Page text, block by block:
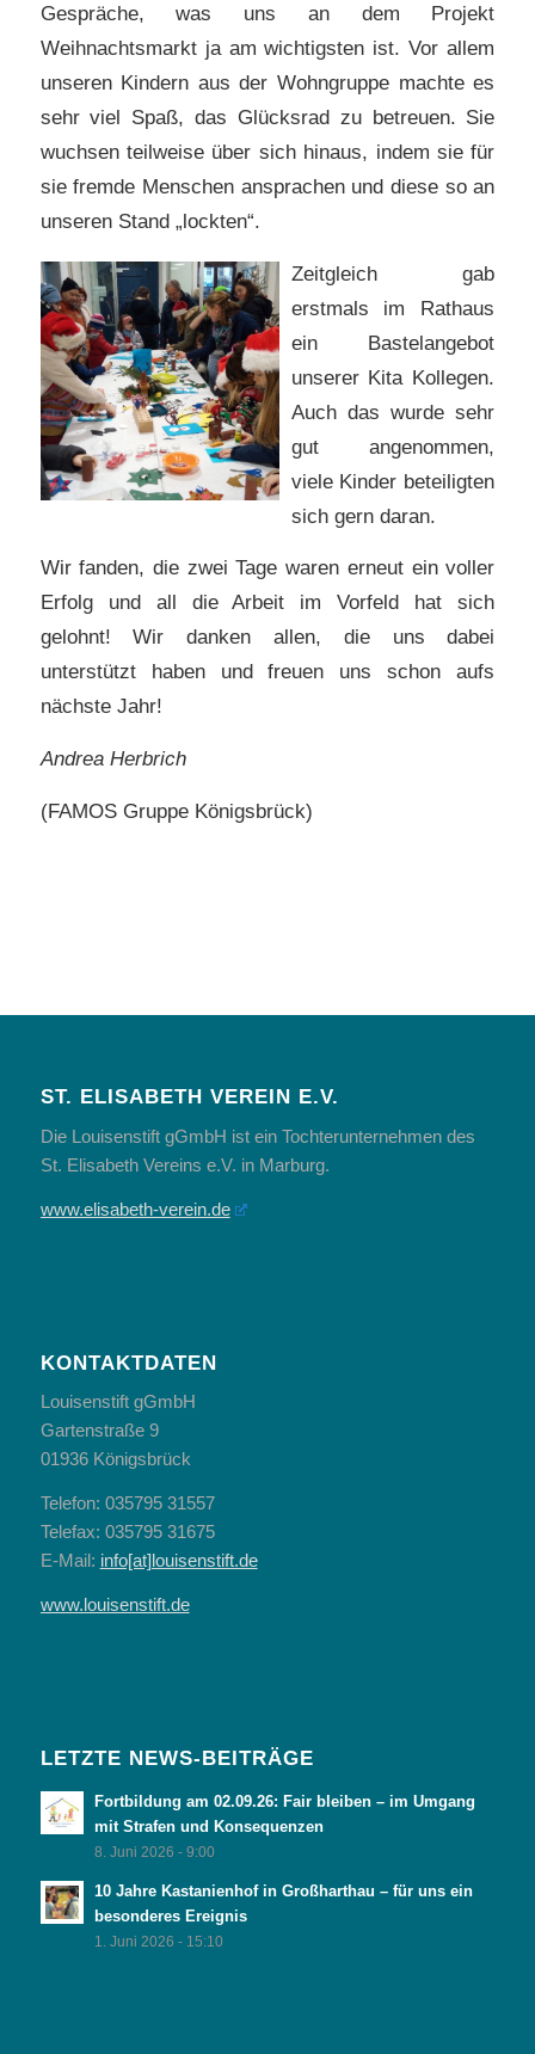
Gespräche, was uns an dem Projekt
Weihnachtsmarkt ja am wichtigsten ist. Vor allem
unseren Kindern aus der Wohngruppe machte es
sehr viel Spaß, das Glücksrad zu betreuen. Sie
wuchsen teilweise über sich hinaus, indem sie für
sie fremde Menschen ansprachen und diese so an
unseren Stand „lockten“.
Zeitgleich gab
erstmals im Rathaus
ein Bastelangebot
unserer Kita Kollegen.
Auch das wurde sehr
gut angenommen,
viele Kinder beteiligten
sich gern daran.
Wir fanden, die zwei Tage waren erneut ein voller
Erfolg und all die Arbeit im Vorfeld hat sich
gelohnt! Wir danken allen, die uns dabei
unterstützt haben und freuen uns schon aufs
nächste Jahr!
Andrea Herbrich
(FAMOS Gruppe Königsbrück)
ST. ELISABETH VEREIN E.V.
Die Louisenstift gGmbH ist ein Tochterunternehmen des
St. Elisabeth Vereins e.V. in Marburg.
www.elisabeth-verein.de
KONTAKTDATEN
Louisenstift gGmbH
Gartenstraße 9
01936 Königsbrück
Telefon: 035795 31557
Telefax: 035795 31675
E-Mail: info[at]louisenstift.de
www.louisenstift.de
LETZTE NEWS-BEITRÄGE
Fortbildung am 02.09.26: Fair bleiben – im Umgang
mit Strafen und Konsequenzen
8. Juni 2026 - 9:00
10 Jahre Kastanienhof in Großharthau – für uns ein
besonderes Ereignis
1. Juni 2026 - 15:10